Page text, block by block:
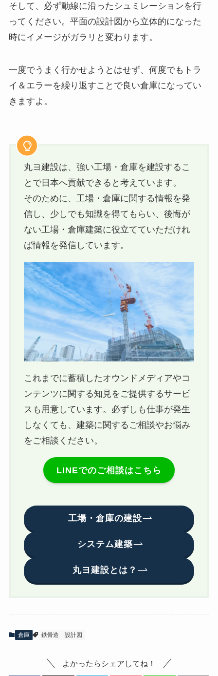
そして、必ず動線に沿ったシュミレーションを行
ってください。平面の設計図から立体的になった
時にイメージがガラリと変わります。
一度でうまく行かせようとはせず、何度でもトラ
イ＆エラーを繰り返すことで良い倉庫になってい
きますよ。
丸ヨ建設は、強い工場・倉庫を建設するこ
とで日本へ貢献できると考えています。
そのために、工場・倉庫に関する情報を発
信し、少しでも知識を得てもらい、後悔が
ない工場・倉庫建築に役立てていただけれ
ば情報を発信しています。
これまでに蓄積したオウンドメディアやコ
ンテンツに関する知見をご提供するサービ
スも用意しています。必ずしも仕事が発生
しなくても、建築に関するご相談やお悩み
をご相談ください。
LINEでのご相談はこちら
工場・倉庫の建設
システム建築
丸ヨ建設とは？
倉庫 鉄骨造 設計図
よかったらシェアしてね！